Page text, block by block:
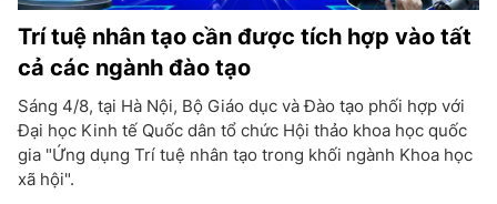
Trí tuệ nhân tạo cần được tích hợp vào tất
cả các ngành đào tạo
Sáng 4/8, tại Hà Nội, Bộ Giáo dục và Đào tạo phối hợp với
Đại học Kinh tế Quốc dân tổ chức Hội thảo khoa học quốc
gia "Ứng dụng Trí tuệ nhân tạo trong khối ngành Khoa học
xã hội".